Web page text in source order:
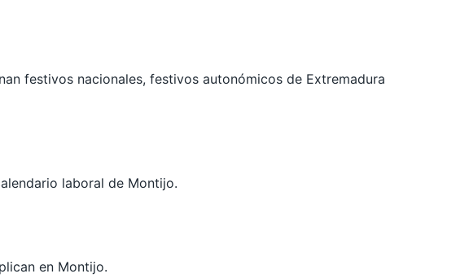
festivos nacionales, festivos autonómicos de Extremadura
laboral de Montijo.
en Montijo.